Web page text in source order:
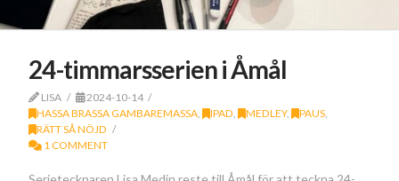
24-timmarsserien i Åmål
LISA
2024-10-14
HASSA BRASSA GAMBAREMASSA , IPAD , MEDLEY, PAUS
RÄTT SÅ NÖJD
1 COMMENT